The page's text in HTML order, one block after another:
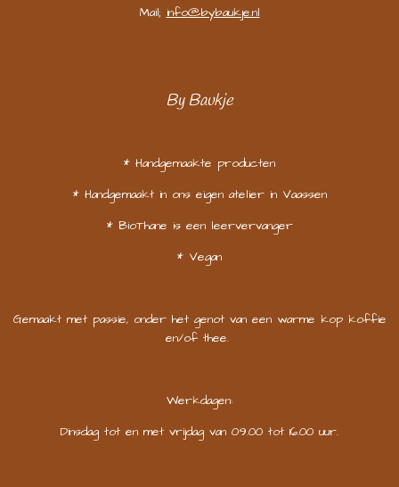
Mail;info@bybaukje.nl
By Baukje
* Handgemaakte producten
* Handgemaakt in ons eigen atelier in Vaassen
* BioThane is een leervervanger
* Vegan
Gemaakt met passie, onder het genot van een warme kop koffie
en/of thee.
Werkdagen:
Dinsdag tot en met vrijdag van 09.00 tot 16.00 uur.